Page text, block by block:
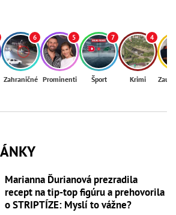
6
Zahraničné
5
Prominenti
7
Šport
4
Krimi
Marianna Ďurianová prezradila
recept na tip-top figúru a prehovorila
o STRIPTÍZE: Myslí to vážne?